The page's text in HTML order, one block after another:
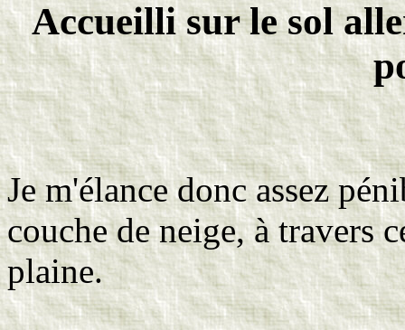
Accueilli sur le sol
Je m'élance donc assez
couche de neige, à travers
plaine.